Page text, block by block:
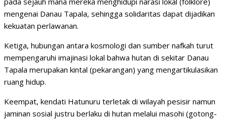
mengenai Danau Tapala, sehingga solidaritas dapat dijadikan
kekuatan perlawanan.
Ketiga, hubungan antara kosmologi dan sumber nafkah turut
mempengaruhi imajinasi lokal bahwa hutan di sekitar Danau
Tapala merupakan kintal (pekarangan) yang mengartikulasikan
ruang hidup.
Keempat, kendati Hatunuru terletak di wilayah pesisir namun
jaminan sosial justru berlaku di hutan melalui masohi (gotong-